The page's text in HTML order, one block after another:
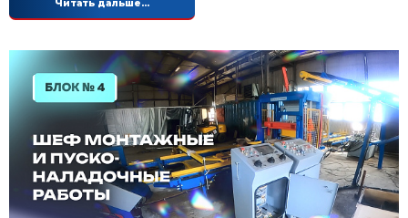
бизнеса может пойти двумя путями:
Читать дальше...